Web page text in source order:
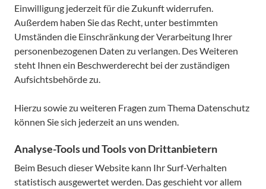
Einwilligung jederzeit für die Zukunft widerrufen.
Außerdem haben Sie das Recht, unter bestimmten
Umständen die Einschränkung der Verarbeitung Ihrer
personenbezogenen Daten zu verlangen. Des Weiteren
steht Ihnen ein Beschwerderecht bei der zuständigen
Aufsichtsbehörde zu.
Hierzu sowie zu weiteren Fragen zum Thema Datenschutz
können Sie sich jederzeit an uns wenden.
Analyse-Tools und Tools von Dritt­anbietern
Beim Besuch dieser Website kann Ihr Surf-Verhalten
statistisch ausgewertet werden. Das geschieht vor allem